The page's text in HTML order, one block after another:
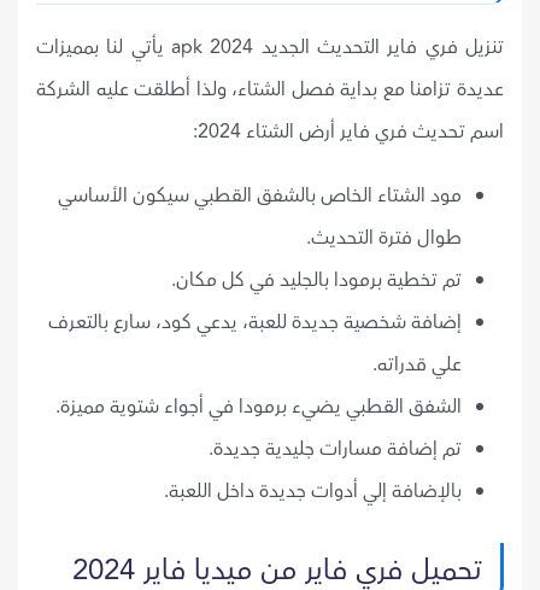
تنزيل فري فاير التحديث الجديد 2024 apk يأتي لنا بمميزات
عديدة تزامنا مع بداية فصل الشتاء، ولذا أطلقت عليه الشركة
اسم تحديث فري فاير أرض الشتاء 2024:
مود الشتاء الخاص بالشفق القطبي سيكون الأساسي
طوال فترة التحديث.
تم تخطية برمودا بالجليد في كل مكان.
إضافة شخصية جديدة للعبة، يدعي كود، سارع بالتعرف
علي قدراته.
الشفق القطبي يضيء برمودا في أجواء شتوية مميزة.
تم إضافة مسارات جليدية جديدة.
بالإضافة إلي أدوات جديدة داخل اللعبة.
تحميل فري فاير من ميديا فاير 2024